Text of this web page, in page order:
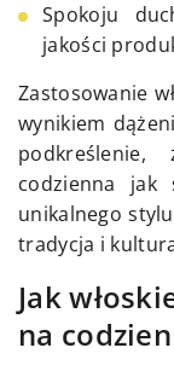
Spokoju
jakości
Zastosowanie
wynikiem
codzienna jak
unikalnego
tradycja i
Jak
na